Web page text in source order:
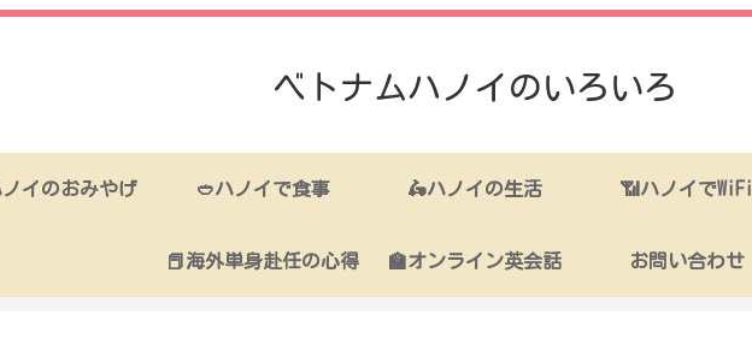
ベトナムハノイのいろいろ
イのおみやげ 🥙ハノイで食事 🛵ハノイの生活 📶ハノイでWiFi
📕海外単身赴任の心得 🏫オンライン英会話 お問い合わせ